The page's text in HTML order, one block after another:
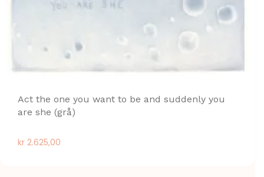
Act the one you want to be and suddenly you
are she (grå)
kr 2.625,00